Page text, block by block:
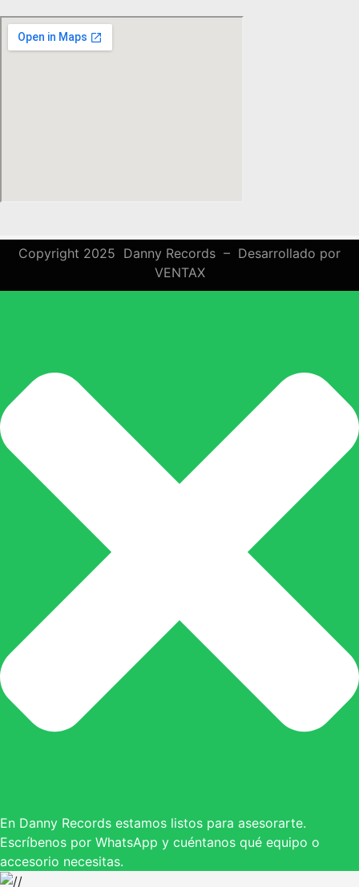
Copyright 2025 Danny Records – Desarrollado por
VENTAX
En Danny Records estamos listos para asesorarte.
Escríbenos por WhatsApp y cuéntanos qué equipo o
accesorio necesitas.